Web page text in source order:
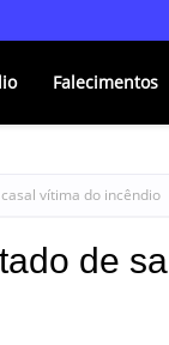
Falecimentos
vítima do incêndio
de